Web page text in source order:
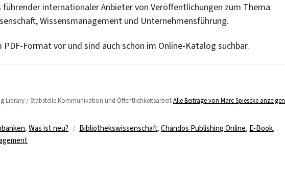
internationaler Anbieter von Veröffentlichungen zum Thema
Wissensmanagement und Unternehmensführung.
Format vor und sind auch schon im Online-Katalog suchbar.
Library / Stabstelle Kommunikation und ÖffentlichkeitsarbeitAlle Beiträge von Marc Spieseke anzeigen
,Was ist neu? Schlagwörter
Bibliothekswissenschaft,Chandos Publishing Online, E-Book,